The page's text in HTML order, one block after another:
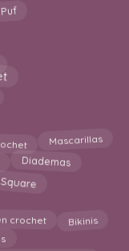
Mascarillas
Diademas
crochet Bikinis